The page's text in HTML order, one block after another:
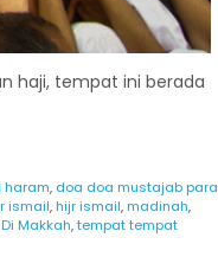
haji, tempat ini berada
haram, doa doa mustajab para
ismail,hijr ismail,madinah,
Makkah,tempat tempat